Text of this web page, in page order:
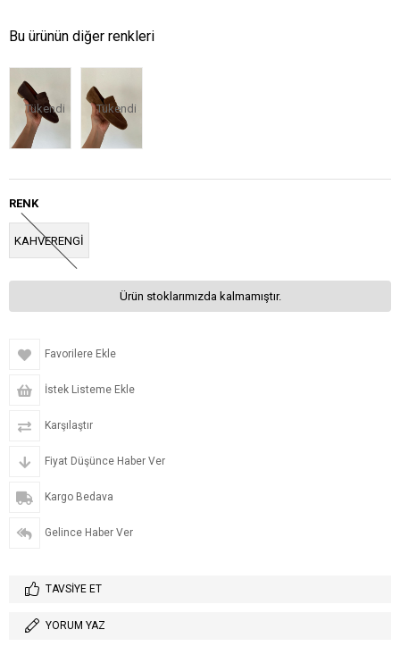
Bu ürünün diğer renkleri
Tükendi Tükendi
RENK
KAHVERENGİ
Ürün stoklarımızda kalmamıştır.
Favorilere Ekle
İstek Listeme Ekle
Karşılaştır
Fiyat Düşünce Haber Ver
Kargo Bedava
Gelince Haber Ver
TAVSIYE ET
YORUM YAZ